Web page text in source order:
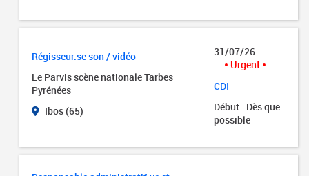
Régisseur.se son / vidéo
Le Parvis scène nationale Tarbes
Pyrénées
Ibos (65)
31/07/26
Urgent
CDI
Début : Dès que
possible